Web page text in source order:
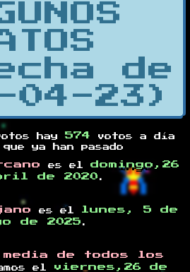
de
04-23)
hay 574 votos a día
que ya han pasado
es el domingo,26
de 2020 .
es el
lunes, 5 de
de 2025 .
de todos los
el
viernes,26 de